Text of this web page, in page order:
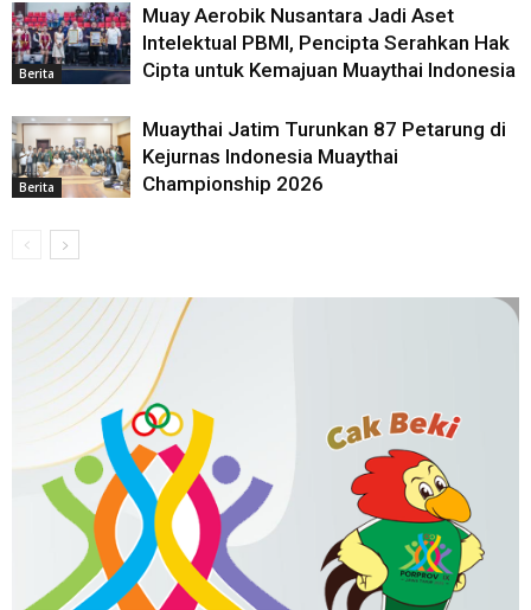
Berita
Muay Aerobik Nusantara Jadi Aset
Intelektual PBMI, Pencipta Serahkan Hak
Cipta untuk Kemajuan Muaythai Indonesia
Berita
Muaythai Jatim Turunkan 87 Petarung di
Kejurnas Indonesia Muaythai
Championship 2026